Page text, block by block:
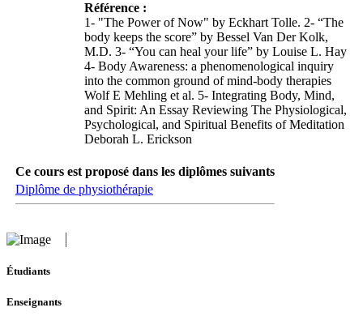
Référence :
1- "The Power of Now" by Eckhart Tolle. 2- “The
body keeps the score” by Bessel Van Der Kolk,
M.D. 3- “You can heal your life” by Louise L. Hay
4- Body Awareness: a phenomenological inquiry
into the common ground of mind-body therapies
Wolf E Mehling et al. 5- Integrating Body, Mind,
and Spirit: An Essay Reviewing The Physiological,
Psychological, and Spiritual Benefits of Meditation
Deborah L. Erickson
Ce cours est proposé dans les diplômes suivants
Diplôme de physiothérapie
Étudiants
Enseignants